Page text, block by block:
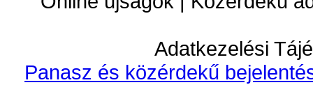
Adatkezelési
Panasz és közérdekű